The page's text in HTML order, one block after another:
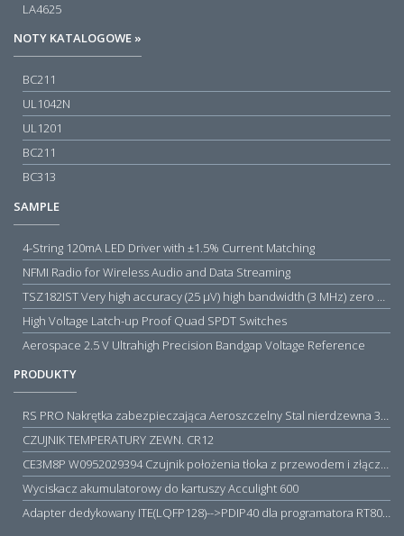
LA4625
NOTY KATALOGOWE »
BC211
UL1042N
UL1201
BC211
BC313
SAMPLE
4-String 120mA LED Driver with ±1.5% Current Matching
NFMI Radio for Wireless Audio and Data Streaming
TSZ182IST Very high accuracy (25 µV) high bandwidth (3 MHz) zero drift 5 V operational amplifiers
High Voltage Latch-up Proof Quad SPDT Switches
Aerospace 2.5 V Ultrahigh Precision Bandgap Voltage Reference
PRODUKTY
RS PRO Nakrętka zabezpieczająca Aeroszczelny Stal nierdzewna 316 Zwykłe
CZUJNIK TEMPERATURY ZEWN. CR12
CE3M8P W0952029394 Czujnik położenia tłoka z przewodem i złączem M8, PNP NO, 10...30VDC, 100mA, METALWORK, METAL WORK jak MZT1-0
Wyciskacz akumulatorowy do kartuszy Acculight 600
Adapter dedykowany ITE(LQFP128)-->PDIP40 dla programatora RT809H/RT809F (simple)